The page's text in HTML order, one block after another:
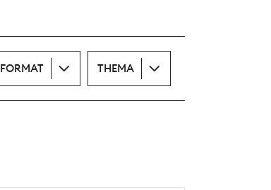
FORMAT THEMA